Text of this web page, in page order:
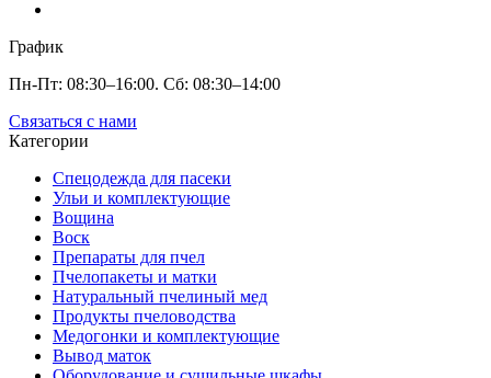
График
Пн-Пт: 08:30–16:00. Сб: 08:30–14:00
Связаться с нами
Категории
Спецодежда для пасеки
Ульи и комплектующие
Вощина
Воск
Препараты для пчел
Пчелопакеты и матки
Натуральный пчелиный мед
Продукты пчеловодства
Медогонки и комплектующие
Вывод маток